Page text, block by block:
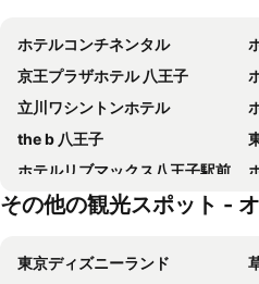
ホテルコンチネンタル
京王プラザホテル 八王子
立川ワシントンホテル
the b 八王子
ホテルリブマックス八王子駅前
レンブラントホテル東京町田
ザ ベッドアンドスパ
その他の観光スポット -
東京ディズニーランド